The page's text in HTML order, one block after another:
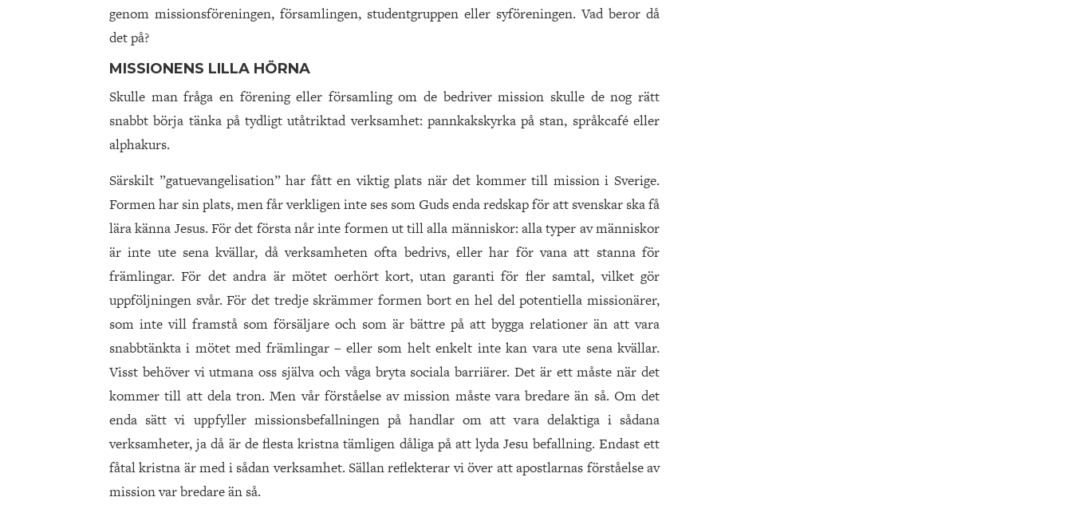
genom missionsföreningen, församlingen, studentgruppen eller syföreningen. Vad beror då
det på?
MISSIONENS LILLA HÖRNA
Skulle man fråga en förening eller församling om de bedriver mission skulle de nog rätt
snabbt börja tänka på tydligt utåtriktad verksamhet: pannkakskyrka på stan, språkcafé eller
alphakurs.
Särskilt ”gatuevangelisation” har fått en viktig plats när det kommer till mission i Sverige.
Formen har sin plats, men får verkligen inte ses som Guds enda redskap för att svenskar ska få
lära känna Jesus. För det första når inte formen ut till alla människor: alla typer av människor
är inte ute sena kvällar, då verksamheten ofta bedrivs, eller har för vana att stanna för
främlingar. För det andra är mötet oerhört kort, utan garanti för fler samtal, vilket gör
uppföljningen svår. För det tredje skrämmer formen bort en hel del potentiella missionärer,
som inte vill framstå som försäljare och som är bättre på att bygga relationer än att vara
snabbtänkta i mötet med främlingar – eller som helt enkelt inte kan vara ute sena kvällar.
Visst behöver vi utmana oss själva och våga bryta sociala barriärer. Det är ett måste när det
kommer till att dela tron. Men vår förståelse av mission måste vara bredare än så. Om det
enda sätt vi uppfyller missionsbefallningen på handlar om att vara delaktiga i sådana
verksamheter, ja då är de flesta kristna tämligen dåliga på att lyda Jesu befallning. Endast ett
fåtal kristna är med i sådan verksamhet. Sällan reflekterar vi över att apostlarnas förståelse av
mission var bredare än så.